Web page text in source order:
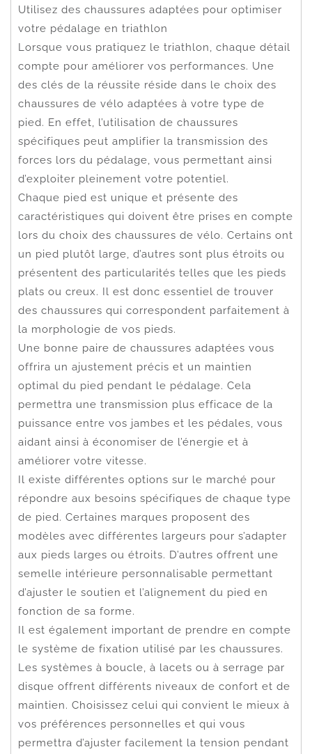
Utilisez des chaussures adaptées pour optimiser
votre pédalage en triathlon
Lorsque vous pratiquez le triathlon, chaque détail
compte pour améliorer vos performances. Une
des clés de la réussite réside dans le choix des
chaussures de vélo adaptées à votre type de
pied. En effet, l’utilisation de chaussures
spécifiques peut amplifier la transmission des
forces lors du pédalage, vous permettant ainsi
d’exploiter pleinement votre potentiel.
Chaque pied est unique et présente des
caractéristiques qui doivent être prises en compte
lors du choix des chaussures de vélo. Certains ont
un pied plutôt large, d’autres sont plus étroits ou
présentent des particularités telles que les pieds
plats ou creux. Il est donc essentiel de trouver
des chaussures qui correspondent parfaitement à
la morphologie de vos pieds.
Une bonne paire de chaussures adaptées vous
offrira un ajustement précis et un maintien
optimal du pied pendant le pédalage. Cela
permettra une transmission plus efficace de la
puissance entre vos jambes et les pédales, vous
aidant ainsi à économiser de l’énergie et à
améliorer votre vitesse.
Il existe différentes options sur le marché pour
répondre aux besoins spécifiques de chaque type
de pied. Certaines marques proposent des
modèles avec différentes largeurs pour s’adapter
aux pieds larges ou étroits. D’autres offrent une
semelle intérieure personnalisable permettant
d’ajuster le soutien et l’alignement du pied en
fonction de sa forme.
Il est également important de prendre en compte
le système de fixation utilisé par les chaussures.
Les systèmes à boucle, à lacets ou à serrage par
disque offrent différents niveaux de confort et de
maintien. Choisissez celui qui convient le mieux à
vos préférences personnelles et qui vous
permettra d’ajuster facilement la tension pendant